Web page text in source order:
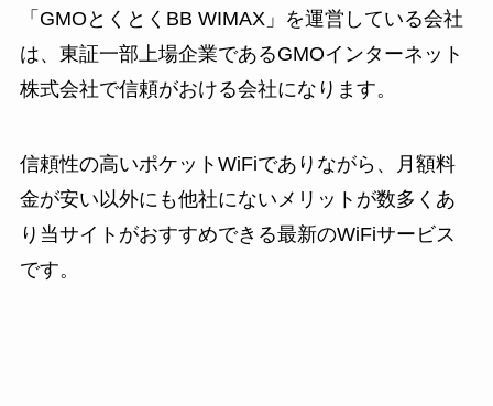
「GMOとくとくBB WIMAX」を運営している会社
は、東証一部上場企業であるGMOインターネット
株式会社で信頼がおける会社になります。
信頼性の高いポケットWiFiでありながら、月額料
金が安い以外にも他社にないメリットが数多くあ
り当サイトがおすすめできる最新のWiFiサービス
です。